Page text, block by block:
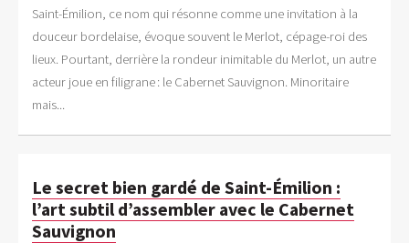
Saint-Émilion, ce nom qui résonne comme une invitation à la
douceur bordelaise, évoque souvent le Merlot, cépage-roi des
lieux. Pourtant, derrière la rondeur inimitable du Merlot, un autre
acteur joue en filigrane : le Cabernet Sauvignon. Minoritaire
mais...
Le secret bien gardé de Saint-Émilion :
l’art subtil d’assembler avec le Cabernet
Sauvignon